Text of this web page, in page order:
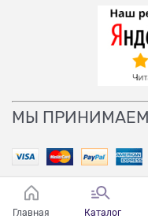
МЫ ПРИНИМАЕМ
Главная Каталог